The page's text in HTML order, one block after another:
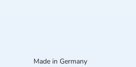
Made in Germany